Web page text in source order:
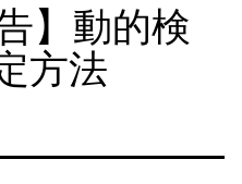
】動的検
方法